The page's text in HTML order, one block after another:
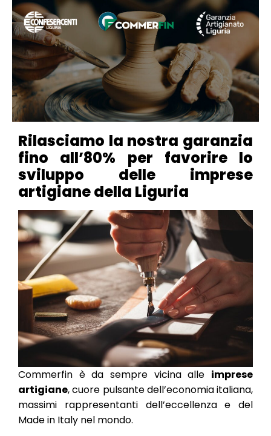
Rilasciamo la nostra garanzia
fino all’80% per favorire lo
sviluppo delle imprese
artigiane della Liguria
Commerfin è da sempre vicina alle imprese
artigiane, cuore pulsante dell’economia italiana,
massimi rappresentanti dell’eccellenza e del
Made in Italy nel mondo.